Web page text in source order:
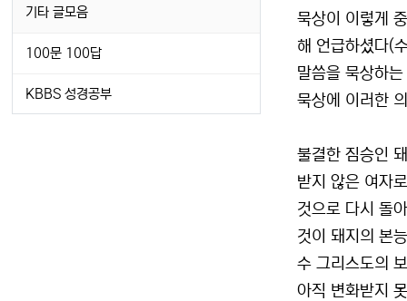
묵상이 이렇게
해 언급하셨다(
말씀을 묵상하
묵상에 이러한
불결한 짐승인
받지 않은 여자
것으로 다시 돌
것이 돼지의 본
수 그리스도의
아직 변화받지
기타 글모음
100문 100답
KBBS 성경공부